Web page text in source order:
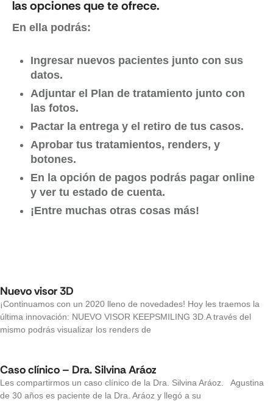
las opciones que te ofrece.
En ella podrás:
Ingresar nuevos pacientes junto con sus
datos.
Adjuntar el Plan de tratamiento junto con
las fotos.
Pactar la entrega y el retiro de tus casos.
Aprobar tus tratamientos, renders, y
botones.
En la opción de pagos podrás pagar online
y ver tu estado de cuenta.
¡Entre muchas otras cosas más!
Nuevo visor 3D
¡Continuamos con un 2020 lleno de novedades! Hoy les traemos la
última innovación: NUEVO VISOR KEEPSMILING 3D.A través del
mismo podrás visualizar los renders de
Caso clínico – Dra. Silvina Aráoz
Les compartirmos un caso clínico de la Dra. Silvina Aráoz. Agustina
de 30 años es paciente de la Dra. Aráoz y llegó a su